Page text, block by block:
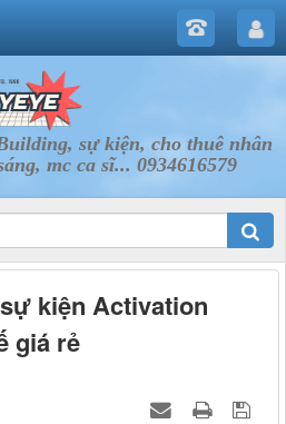
sự kiện, cho thuê nhân
mc ca sĩ... 0934616579
kiện Activation
giá rẻ